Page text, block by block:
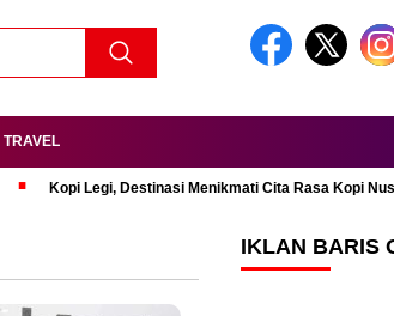
TRAVEL
Kopi Legi, Destinasi Menikmati Cita Rasa Kopi
IKLAN BARIS